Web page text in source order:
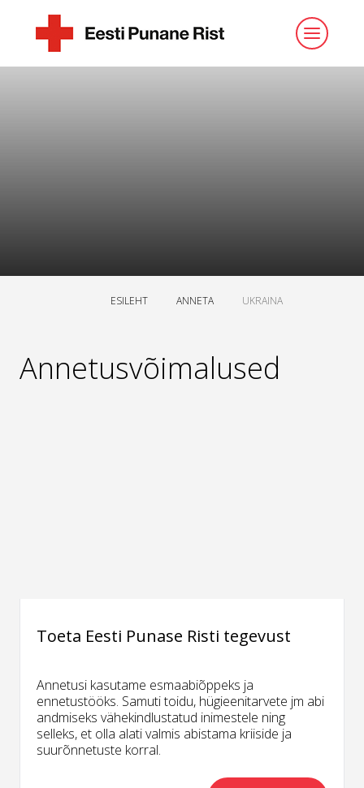
ESILEHT ANNETA UKRAINA
Annetusvõimalused
Toeta Eesti Punase Risti tegevust
Annetusi kasutame esmaabiõppeks ja
ennetustööks. Samuti toidu, hügieenitarvete jm abi
andmiseks vähekindlustatud inimestele ning
selleks, et olla alati valmis abistama kriiside ja
suurõnnetuste korral.